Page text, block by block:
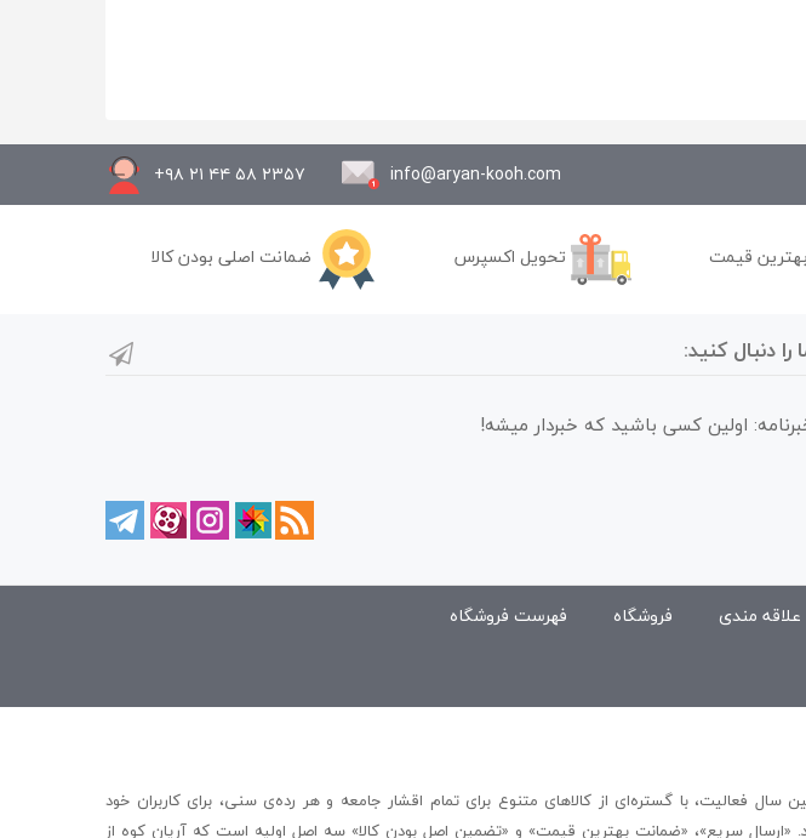
۲۳۵۷ ۵۸ ۴۴ ۲۱ ۹۸+ info@aryan-kooh.com
قیمت تحویل اکسپرس ضمانت اصلی بودن کالا
را دنبال کنید:
اولین کسی باشید که خبردار میشه!
علاقه مندی فروشگاه فهرست فروشگاه
سال فعالیت، با گستره‌ای از کالاهای متنوع برای تمام اقشار جامعه و هر رده‌ی سنی، برای کاربران خود
سریع»، «ضمانت بهترین قیمت» و «تضمین اصل بودن کالا» سه اصل اولیه است که آریان کوه از